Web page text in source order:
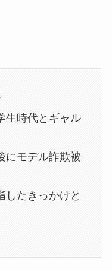
生時代とギャル
にモデル詐欺被
したきっかけと